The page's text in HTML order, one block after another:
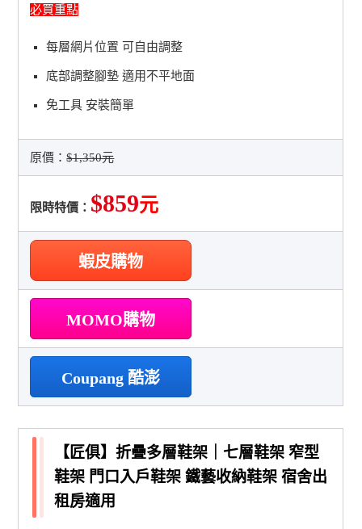
必買重點
每層網片位置 可自由調整
底部調整腳墊 適用不平地面
免工具 安裝簡單
原價：$1,350元
限時特價： $859元
蝦皮購物
MOMO購物
Coupang 酷澎
【匠俱】折疊多層鞋架｜七層鞋架 窄型
鞋架 門口入戶鞋架 鐵藝收納鞋架 宿舍出
租房適用